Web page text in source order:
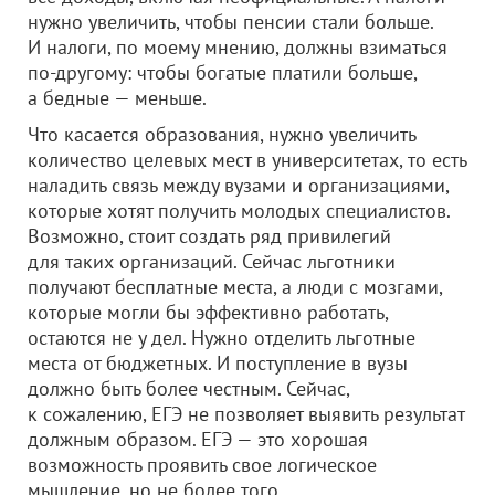
нужно увеличить, чтобы пенсии стали больше.
И налоги, по моему мнению, должны взиматься
по-другому: чтобы богатые платили больше,
а бедные — меньше.
Что касается образования, нужно увеличить
количество целевых мест в университетах, то есть
наладить связь между вузами и организациями,
которые хотят получить молодых специалистов.
Возможно, стоит создать ряд привилегий
для таких организаций. Сейчас льготники
получают бесплатные места, а люди с мозгами,
которые могли бы эффективно работать,
остаются не у дел. Нужно отделить льготные
места от бюджетных. И поступление в вузы
должно быть более честным. Сейчас,
к сожалению, ЕГЭ не позволяет выявить результат
должным образом. ЕГЭ — это хорошая
возможность проявить свое логическое